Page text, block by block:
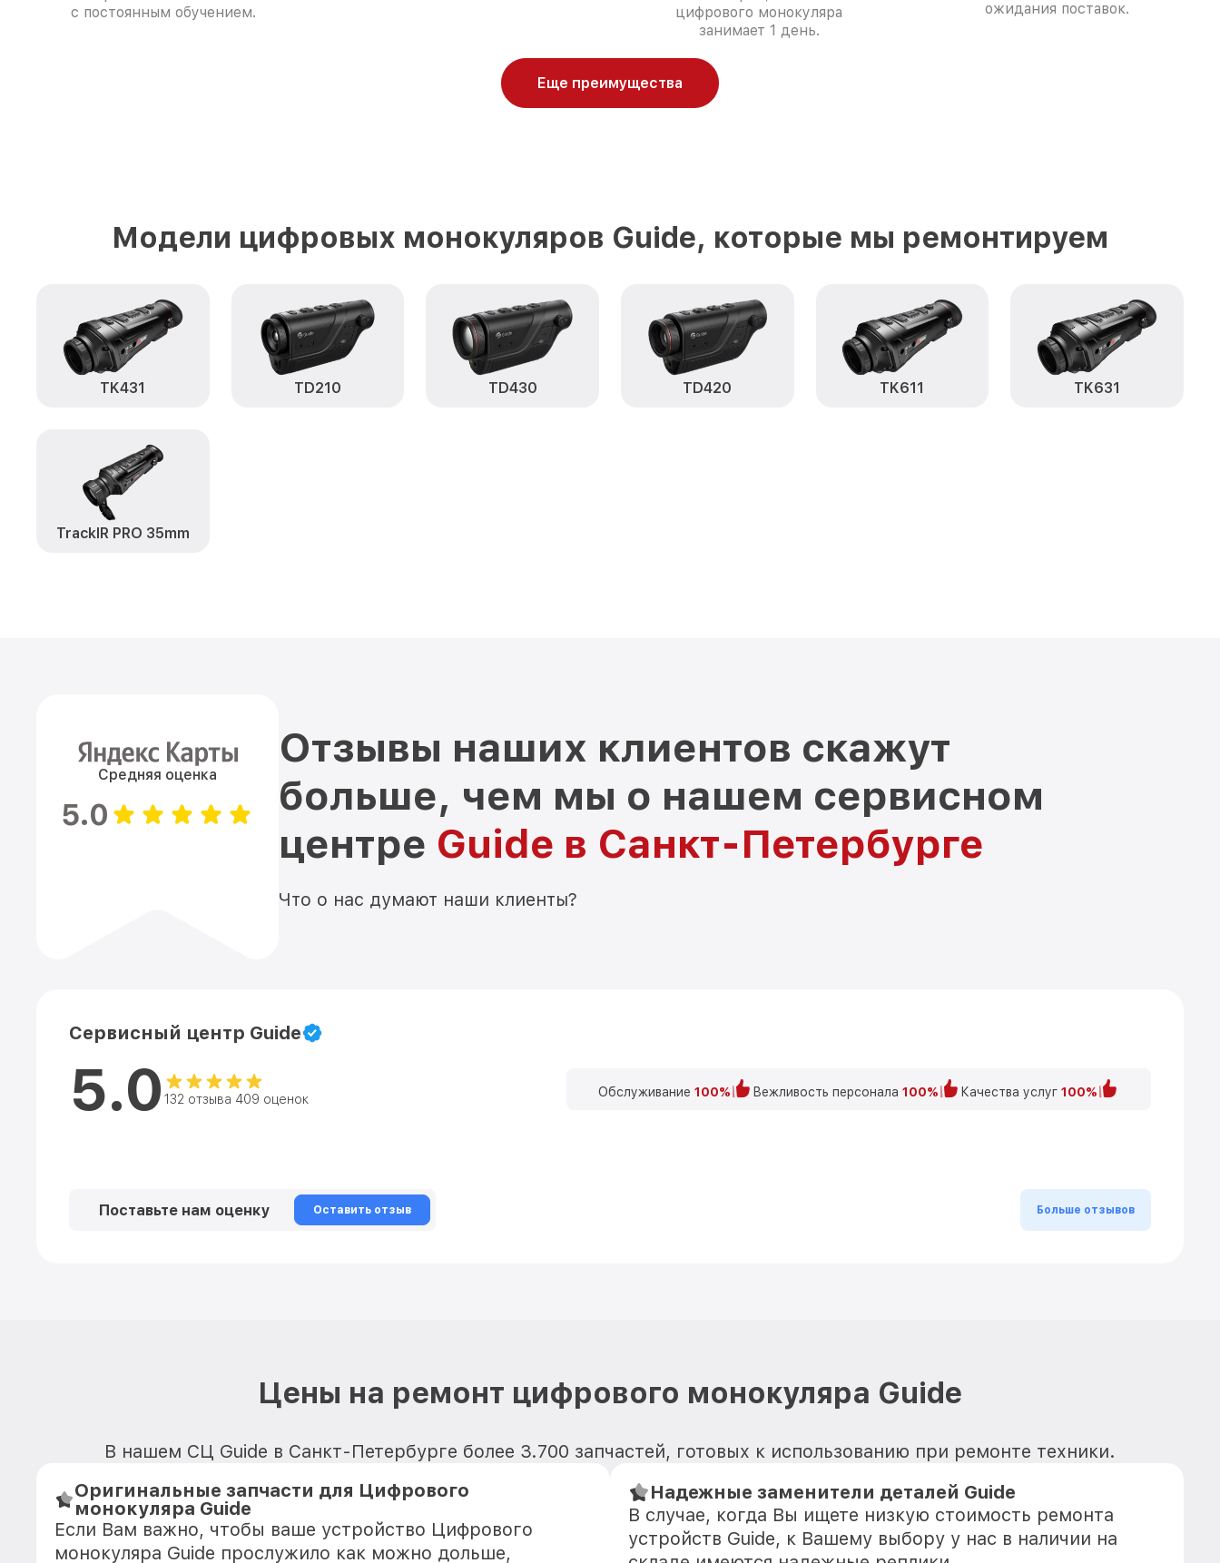
с постоянным обучением.
цифрового монокуляра
занимает 1 день.
ожидания поставок.
Еще преимущества
Модели цифровых монокуляров Guide, которые мы ремонтируем
TK431 TD210 TD430 TD420 TK611 TK631
TrackIR PRO 35mm
Средняя оценка
5.0
Отзывы наших клиентов скажут
больше, чем мы о нашем сервисном
центре Guide в Санкт-Петербурге
Что о нас думают наши клиенты?
Сервисный центр Guide
5.0 132 отзыва 409 оценок Обслуживание 100% Вежливость персонала 100% Качества услуг 100%
Поставьте нам оценку Оставить отзыв Больше отзывов
Цены на ремонт цифрового монокуляра Guide
В нашем СЦ Guide в Санкт-Петербурге более 3.700 запчастей, готовых к использованию при ремонте техники.
Оригинальные запчасти для Цифрового
монокуляра Guide
Если Вам важно, чтобы ваше устройство Цифрового
монокуляра Guide прослужило как можно дольше,
Надежные заменители деталей Guide
В случае, когда Вы ищете низкую стоимость ремонта
устройств Guide, к Вашему выбору у нас в наличии на